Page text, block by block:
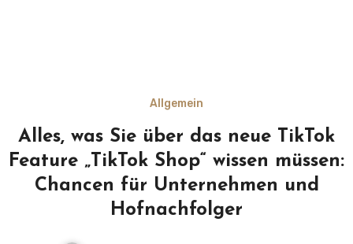
Allgemein
Alles, was Sie über das neue TikTok
Feature „TikTok Shop“ wissen müssen:
Chancen für Unternehmen und
Hofnachfolger